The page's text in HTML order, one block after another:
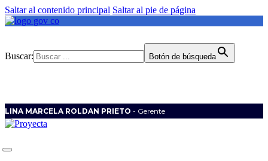
Saltar al contenido principal Saltar al pie de página
Buscar: Botón de búsqueda
LINA MARCELA ROLDAN PRIETO - Gerente